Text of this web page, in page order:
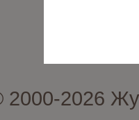
2026